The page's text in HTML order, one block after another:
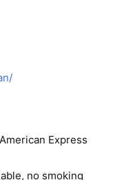
Express
no smoking